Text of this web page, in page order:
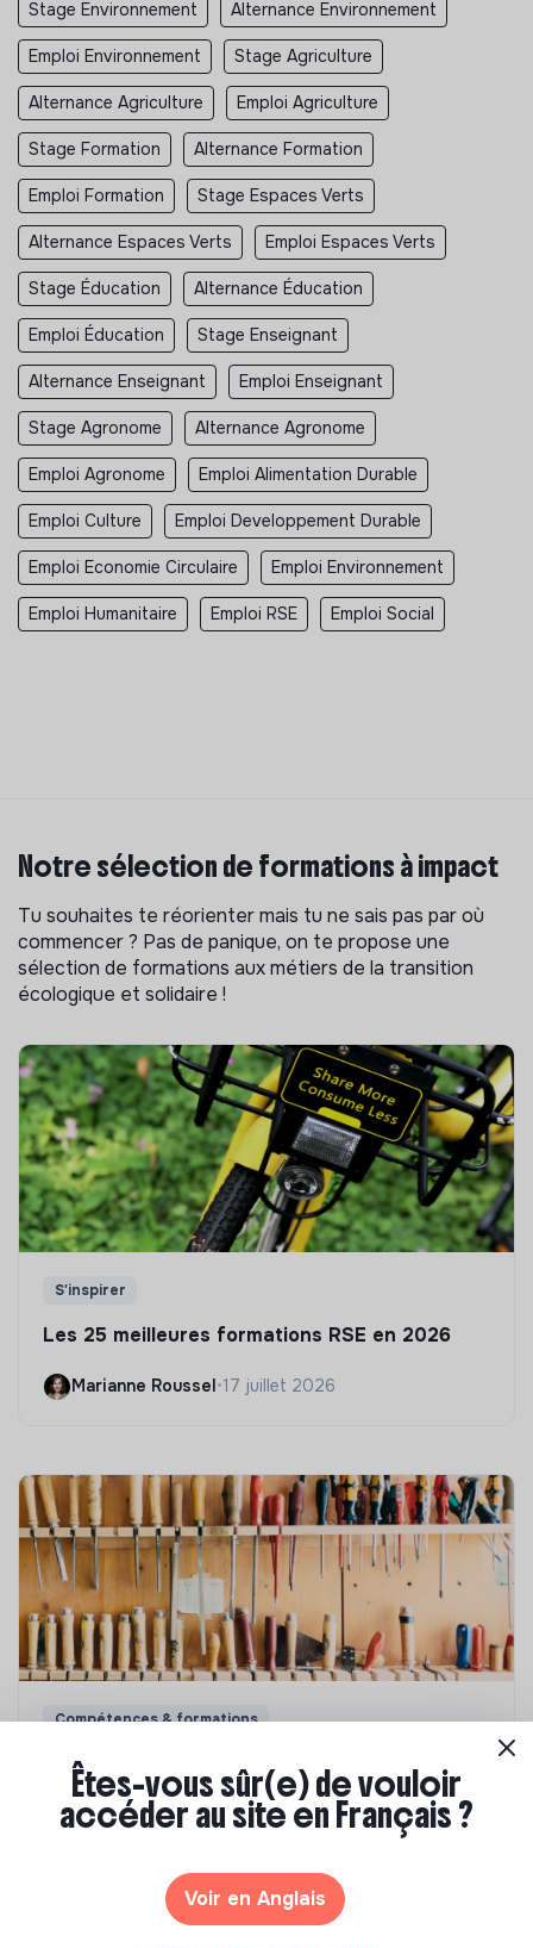
Stage Environnement Alternance Environnement
Emploi Environnement Stage Agriculture
Alternance Agriculture Emploi Agriculture
Stage Formation Alternance Formation
Emploi Formation Stage Espaces Verts
Alternance Espaces Verts Emploi Espaces Verts
Stage Éducation Alternance Éducation
Emploi Éducation Stage Enseignant
Alternance Enseignant Emploi Enseignant
Stage Agronome Alternance Agronome
Emploi Agronome Emploi Alimentation Durable
Emploi Culture Emploi Developpement Durable
Emploi Economie Circulaire Emploi Environnement
Emploi Humanitaire Emploi RSE Emploi Social
Notre sélection de formations à impact
Tu souhaites te réorienter mais tu ne sais pas par où
commencer ? Pas de panique, on te propose une
sélection de formations aux métiers de la transition
écologique et solidaire !
S'inspirer
Les 25 meilleures formations RSE en 2026
Marianne Roussel •17 juillet 2026
Compétences & formations
Comment se former à la transition écologique
Êtes-vous sûr(e) de vouloir
accéder au site en Français ?
Voir en Anglais